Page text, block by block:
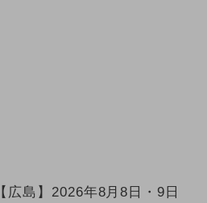
【広島】2026年8月8日・9日